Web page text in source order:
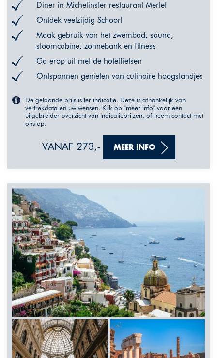
Diner in Michelinster restaurant Merlet
Ontdek veelzijdig Schoorl
Maak gebruik van het zwembad, sauna,
stoomcabine, zonnebank en fitness
Ga erop uit met de hotelfietsen
Ontspannen genieten van culinaire hoogstandjes
De getoonde prijs is ter indicatie. Deze is afhankelijk van
vertrekdata en uw wensen. Klik op "meer info" voor een
uitgebreider overzicht van indicatieprijzen, of neem contact met
ons op.
VANAF 273,- MEER INFO